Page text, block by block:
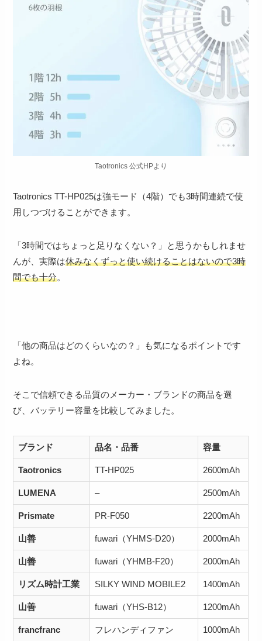
Taotronics 公式HPより
Taotronics TT-HP025は強モード（4階）でも3時間連続で使
用しつづけることができます。
「3時間ではちょっと足りなくない？」と思うかもしれませ
んが、実際は休みなくずっと使い続けることはないので3時
間でも十分。
「他の商品はどのくらいなの？」も気になるポイントです
よね。
そこで信頼できる品質のメーカー・ブランドの商品を選
び、バッテリー容量を比較してみました。
ブランド 品名・品番 容量
Taotronics TT-HP025 2600mAh
LUMENA – 2500mAh
Prismate PR-F050 2200mAh
山善 fuwari（YHMS-D20） 2000mAh
山善 fuwari（YHMB-F20） 2000mAh
リズム時計工業 SILKY WIND MOBILE2 1400mAh
山善 fuwari（YHS-B12） 1200mAh
francfranc フレハンディファン 1000mAh